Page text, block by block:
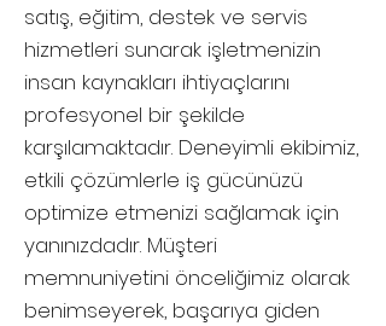
satış, eğitim, destek ve servis
hizmetleri sunarak işletmenizin
insan kaynakları ihtiyaçlarını
profesyonel bir şekilde
karşılamaktadır. Deneyimli ekibimiz,
etkili çözümlerle iş gücünüzü
optimize etmenizi sağlamak için
yanınızdadır. Müşteri
memnuniyetini önceliğimiz olarak
benimseyerek, başarıya giden